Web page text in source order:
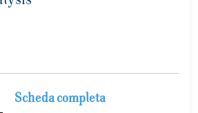
Scheda completa